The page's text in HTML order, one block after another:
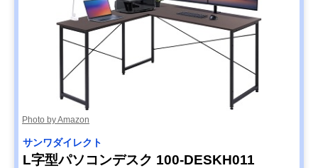
Photo by Amazon
‎サンワダイレクト
L字型パソコンデスク 100-DESKH011